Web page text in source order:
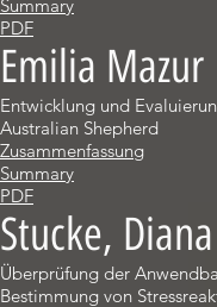
Summary
PDF
Emilia Mazur
Entwicklung und
Australian Shepherd
Zusammenfassung
Summary
PDF
Stucke, Diana
Überprüfung der
Bestimmung von